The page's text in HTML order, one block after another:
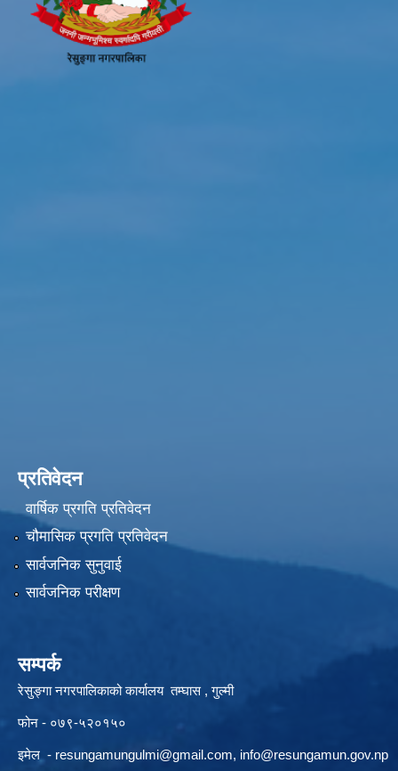
प्रतिवेदन
वार्षिक प्रगति प्रतिवेदन
चौमासिक प्रगति प्रतिवेदन
सार्वजनिक सुनुवाई
सार्वजनिक परीक्षण
सम्पर्क
रेसुङ्गा नगरपालिकाको कार्यालय तम्घास , गुल्मी
फोन - ०७९-५२०१५०
इमेल - resungamungulmi@gmail.com, info@resungamun.gov.np